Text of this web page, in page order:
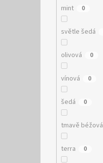
mint 0
světle šedá
olivová 0
vínová 0
šedá 0
tmavě béžová
terra 0